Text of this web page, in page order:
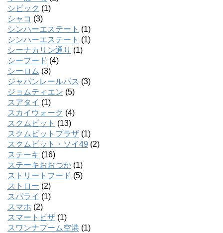
シビック (1)
シャコ (3)
シンハーエステート (1)
シンハーエステート (1)
シーナカリン通り (1)
シーフード (4)
シーロム (3)
ジャパンレールパス (3)
ジョムティエン (5)
スアタイ (1)
スカイウォーク (4)
スクムビット (13)
スクムビットプラザ (1)
スクムビット・ソイ49 (2)
ステーキ (16)
ステーキおおつか (1)
ストリートフード (5)
ストロー (2)
スパライ (1)
スマホ (2)
スマートビザ (1)
スワンナプーム空港 (1)